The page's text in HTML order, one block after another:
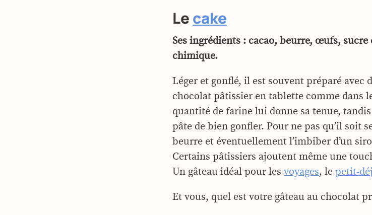
Lecake
Ses ingrédients : cacao, beurre, œufs,
chimique.
Léger et gonflé, il est souvent préparé avec
chocolat pâtissier en tablette comme dans
quantité de farine lui donne sa tenue,
pâte de bien gonfler. Pour ne pas qu’il soit
beurre et éventuellement l’imbiber d’un
Certains pâtissiers ajoutent même une
Un gâteau idéal pour les voyages, le petit-
Et vous, quel est votre gâteau au chocolat